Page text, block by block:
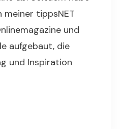
meiner tippsNET
und
aufgebaut, die
und Inspiration